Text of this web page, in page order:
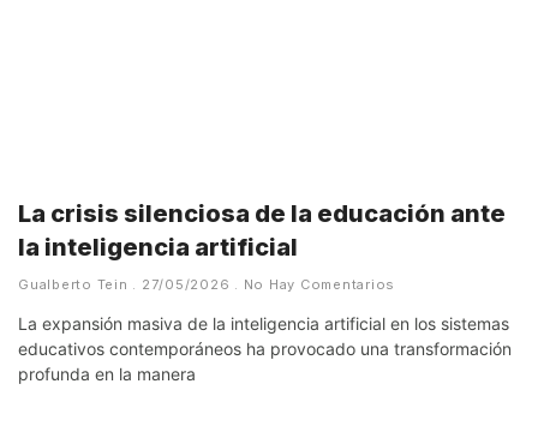
La crisis silenciosa de la educación ante
la inteligencia artificial
Gualberto Tein 27/05/2026 No Hay Comentarios
La expansión masiva de la inteligencia artificial en los sistemas
educativos contemporáneos ha provocado una transformación
profunda en la manera